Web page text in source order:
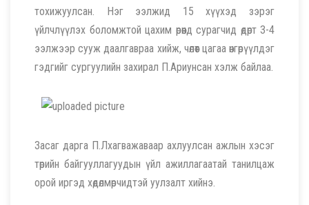
тохижуулсан. Нэг ээлжид 15 хүүхэд зэрэг
үйлчлүүлэх боломжтой цахим өрөөнд сурагчид өдөрт 3-4
ээлжээр сууж даалгавраа хийж, чөлөөт цагаа өнгөрүүлдэг
гэдгийг сургуулийн захирал П.Ариунсан хэлж байлаа.
Засаг дарга П.Лхагважаваар ахлуулсан ажлын хэсэг
төрийн байгууллагуудын үйл ажиллагаатай танилцаж
орой иргэд хөдөлмөрчидтэй уулзалт хийнэ.